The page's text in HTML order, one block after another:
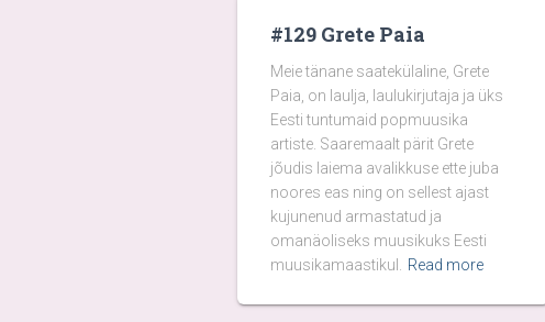
#129 Grete Paia
Meie tänane saatekülaline, Grete
Paia, on laulja, laulukirjutaja ja üks
Eesti tuntumaid popmuusika
artiste. Saaremaalt pärit Grete
jõudis laiema avalikkuse ette juba
noores eas ning on sellest ajast
kujunenud armastatud ja
omanäoliseks muusikuks Eesti
muusikamaastikul.
Read more